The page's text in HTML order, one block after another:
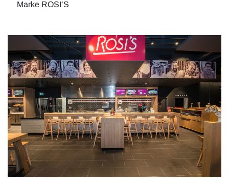
Marke ROSI’S